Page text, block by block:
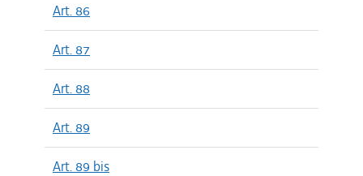
Art. 86
Art. 87
Art. 88
Art. 89
Art. 89 bis